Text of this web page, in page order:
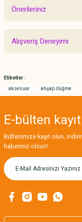
Önerileriniz
Bu ürünün fiyat bilgisi,
yetersiz gördüğünüz
Ürün resmi kalitesiz,
Ürün bilgilerinde
Bu ürüne benzer
Alışveriş Deneyimi
Etiketler :
aksesuar
ahşap düğme
E-bülten kayıt
Bültenimize kayıt olun,
haberiniz olsun!